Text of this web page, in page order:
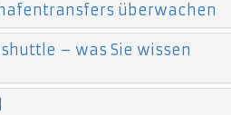
überwachen
– was Sie wissen